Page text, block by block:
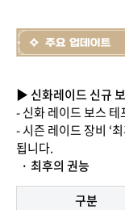
▶ 신화레이드 신규
- 신화 레이드 보스
- 시즌 레이드 장비 ‘
됩니다.
· 최후의 권능
구분